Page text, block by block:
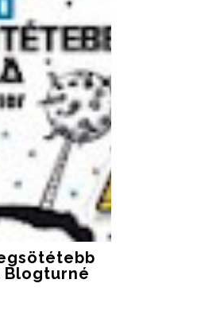
Blogturné